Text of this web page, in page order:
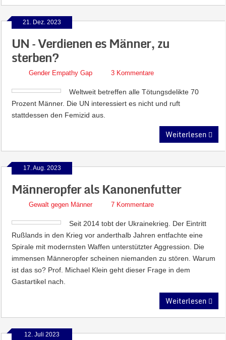
21. Dez. 2023
UN – Verdienen es Männer, zu
sterben?
Gender Empathy Gap 3 Kommentare
Weltweit betreffen alle Tötungsdelikte 70
Prozent Männer. Die UN interessiert es nicht und ruft
stattdessen den Femizid aus.
Weiterlesen
17. Aug. 2023
Männeropfer als Kanonenfutter
Gewalt gegen Männer 7 Kommentare
Seit 2014 tobt der Ukrainekrieg. Der Eintritt
Rußlands in den Krieg vor anderthalb Jahren entfachte eine
Spirale mit modernsten Waffen unterstützter Aggression. Die
immensen Männeropfer scheinen niemanden zu stören. Warum
ist das so? Prof. Michael Klein geht dieser Frage in dem
Gastartikel nach.
Weiterlesen
12. Juli 2023